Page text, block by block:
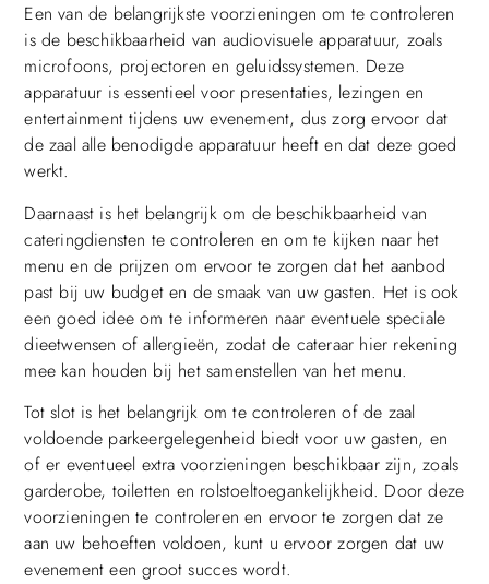
Een van de belangrijkste voorzieningen om te controleren
is de beschikbaarheid van audiovisuele apparatuur, zoals
microfoons, projectoren en geluidssystemen. Deze
apparatuur is essentieel voor presentaties, lezingen en
entertainment tijdens uw evenement, dus zorg ervoor dat
de zaal alle benodigde apparatuur heeft en dat deze goed
werkt.
Daarnaast is het belangrijk om de beschikbaarheid van
cateringdiensten te controleren en om te kijken naar het
menu en de prijzen om ervoor te zorgen dat het aanbod
past bij uw budget en de smaak van uw gasten. Het is ook
een goed idee om te informeren naar eventuele speciale
dieetwensen of allergieën, zodat de cateraar hier rekening
mee kan houden bij het samenstellen van het menu.
Tot slot is het belangrijk om te controleren of de zaal
voldoende parkeergelegenheid biedt voor uw gasten, en
of er eventueel extra voorzieningen beschikbaar zijn, zoals
garderobe, toiletten en rolstoeltoegankelijkheid. Door deze
voorzieningen te controleren en ervoor te zorgen dat ze
aan uw behoeften voldoen, kunt u ervoor zorgen dat uw
evenement een groot succes wordt.